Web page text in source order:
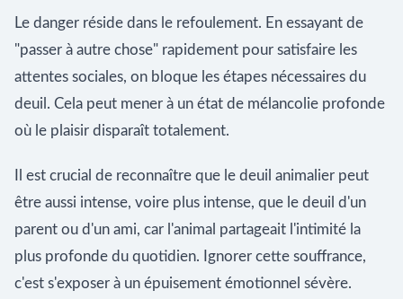
Le danger réside dans le refoulement. En essayant de
"passer à autre chose" rapidement pour satisfaire les
attentes sociales, on bloque les étapes nécessaires du
deuil. Cela peut mener à un état de mélancolie profonde
où le plaisir disparaît totalement.
Il est crucial de reconnaître que le deuil animalier peut
être aussi intense, voire plus intense, que le deuil d'un
parent ou d'un ami, car l'animal partageait l'intimité la
plus profonde du quotidien. Ignorer cette souffrance,
c'est s'exposer à un épuisement émotionnel sévère.